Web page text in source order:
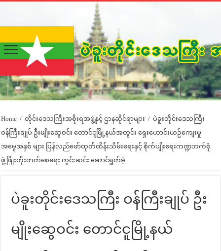
Home / တိုင်းဒေသကြီးအစိုးရအဖွဲ့နှင့် ဌာနဆိုင်ရာများ / ပဲခူးတိုင်းဒေသကြီး
ဝန်ကြီးချုပ် ဦးမျိုးဆွေဝင်း တောင်ငူမြို့နယ်အတွင်း ရှေးဟောင်းယဉ်ကျေးမှု
အမွေအနှစ် များ ပြန်လည်ဖော်ထုတ်ထိန်းသိမ်းရေးနှင့် စိုက်ပျိုးရေးကဏ္ဍဘက်စုံ
ဖွံ့ဖြိုးတိုးတက်စေရေး ကွင်းဆင်း ဆောင်ရွက်ခဲ့
ပဲခူးတိုင်းဒေသကြီး ဝန်ကြီးချုပ် ဦး
မျိုးဆွေဝင်း တောင်ငူမြို့နယ်